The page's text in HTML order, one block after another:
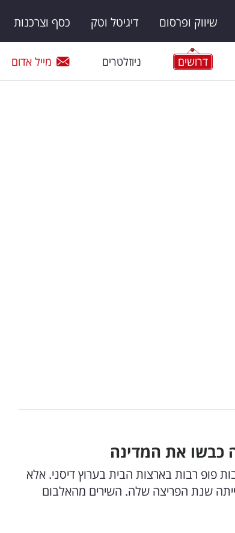
שיווק ופרסום דיגיטל וטק כסף וצרכנות
דרושים ניוזלטרים מייל אדום
פופ רבות בארצות הבית בערוץ דיסני. אלא
שנת הפריצה שלה. השירים מהאלבום